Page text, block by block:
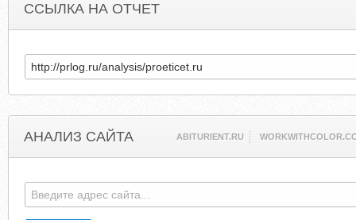
ССЫЛКА НА ОТЧЕТ
АНАЛИЗ САЙТА ABITURIENT.RU